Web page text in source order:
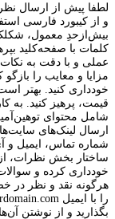
لطفا پیش از ارسال
بیش‌از‌حدِ معمول، شکلک
کلمات با صفحه‌کلید
عملی و با دقت به
مزایا و معایب را
خودداری کنید. بهتر
قیمت، پرهیز کنید. به
شامل محتوای
ارسال لینک‌های
شماره تماس، ایمیل و
ساختار بخش نظرات،
خودداری کرده و
هرگونه نقد و نظر در
بگذارید و از نوشتن